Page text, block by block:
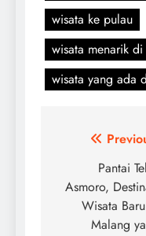
wisata ke pulau
wisata menarik
wisata yang ada
Navigasi
Pantai
Asmoro,
Wisata
Malang